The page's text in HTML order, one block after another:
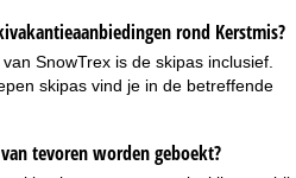
rond Kerstmis?
SnowTrex is de skipas inclusief.
skipas vind je in de betreffende
tevoren worden geboekt?